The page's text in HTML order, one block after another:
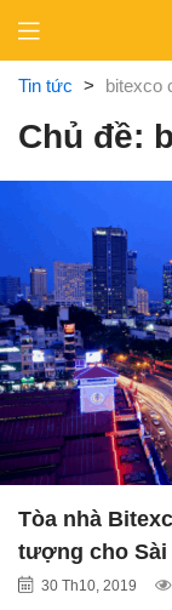
content
Tin tức > bitexco
Chủ đề:
Tòa nhà
tượng cho Sài
30 Th10, 2019